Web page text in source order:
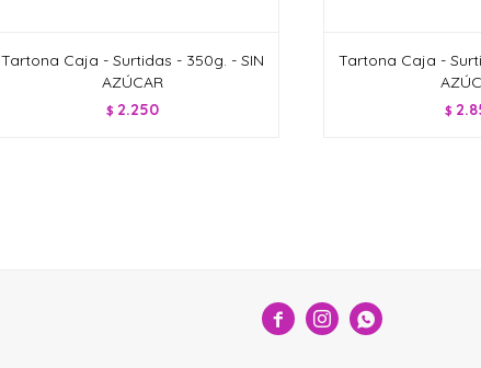
Tartona Caja - Surtidas - 350g. - SIN
AZÚCAR
$ 2.250
Tartona Caja -
$
  